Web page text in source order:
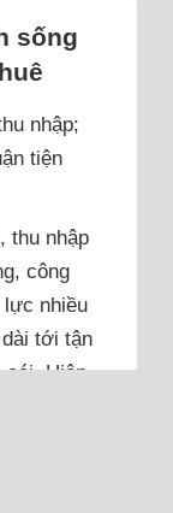
sống
nhập;
tiện
thu nhập
công
lực nhiều
tới tận
cái. Hiện